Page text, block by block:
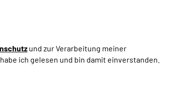
und zur Verarbeitung meiner
ich gelesen und bin damit einverstanden.